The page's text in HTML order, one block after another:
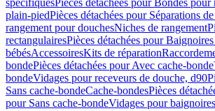
spécifiquesPièces détachées pour Bondes
plain-piedPièces détachées pour Séparations
rangement pour douchesNiches de rangement
rectangulairesPièces détachées pour
bébésAccessoiresKits de réparation
bondePièces détachées pour Avec cache-bonde
bondeVidages pour receveurs de douche, d90
Sans cache-bondeCache-bondesPièces
pour Sans cache-bondeVidages pour